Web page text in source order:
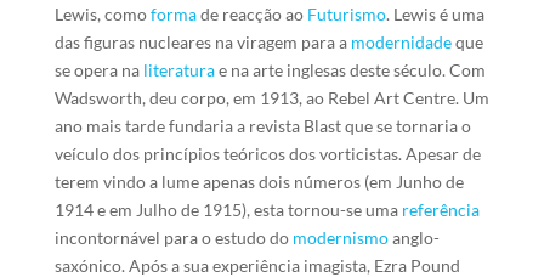
Lewis, comoformade reacção ao Futurismo. Lewis é uma
das figuras nucleares na viragem para a modernidadeque
se opera na literaturae na arte inglesas deste século. Com
Wadsworth, deu corpo, em 1913, ao Rebel Art Centre. Um
ano mais tarde fundaria a revista Blast que se tornaria o
veículo dos princípios teóricos dos vorticistas. Apesar de
terem vindo a lume apenas dois números (em Junho de
1914 e em Julho de 1915), esta tornou-se uma referência
incontornável para o estudo do modernismoanglo-
saxónico. Após a sua experiência imagista, Ezra Pound